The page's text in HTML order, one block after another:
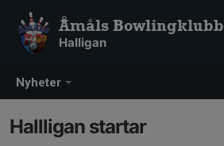
Nyheter
Åmåls Bowlingklubb
Halligan
Hallligan startar